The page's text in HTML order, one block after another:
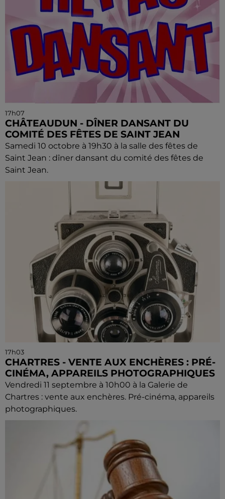
17h07
CHÂTEAUDUN - DÎNER DANSANT DU
COMITÉ DES FÊTES DE SAINT JEAN
Samedi 10 octobre à 19h30 à la salle des fêtes de
Saint Jean : dîner dansant du comité des fêtes de
Saint Jean.
17h03
CHARTRES - VENTE AUX ENCHÈRES : PRÉ-
CINÉMA, APPAREILS PHOTOGRAPHIQUES
Vendredi 11 septembre à 10h00 à la Galerie de
Chartres : vente aux enchères. Pré-cinéma, appareils
photographiques.